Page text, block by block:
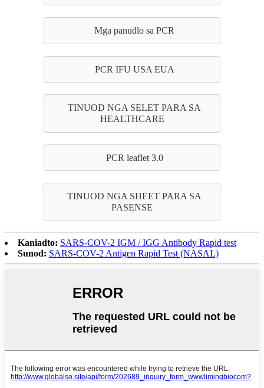
Mga panudlo sa PCR
PCR IFU USA EUA
TINUOD NGA SELET PARA SA
HEALTHCARE
PCR leaflet 3.0
TINUOD NGA SHEET PARA SA
PASENSE
Kaniadto: SARS-COV-2 IGM / IGG Antibody Rapid test
Sunod: SARS-COV-2 Antigen Rapid Test (NASAL)